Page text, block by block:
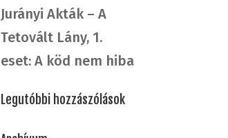
Jurányi Akták – A
Tetovált Lány, 1.
eset: A köd nem hiba
Legutóbbi hozzászólások